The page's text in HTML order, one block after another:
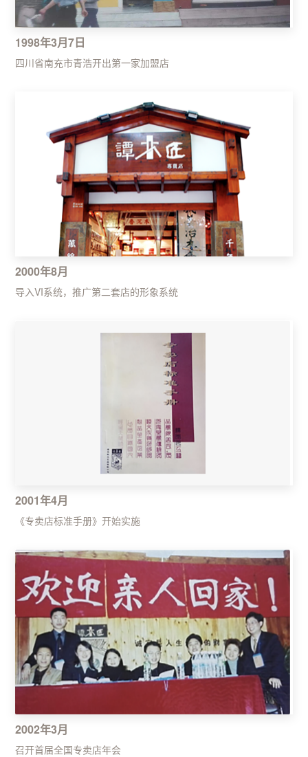
1998年3月7日
四川省南充市青浩开出第一家加盟店
2000年8月
导入VI系统，推广第二套店的形象系统
2001年4月
《专卖店标准手册》开始实施
2002年3月
召开首届全国专卖店年会